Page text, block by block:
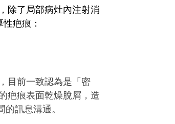
除了局部病灶內注射消
疤痕：
目前一致認為是「密
疤痕表面乾燥脫屑，造
訊息溝通。